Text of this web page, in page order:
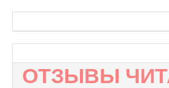
ОТЗЫВЫ